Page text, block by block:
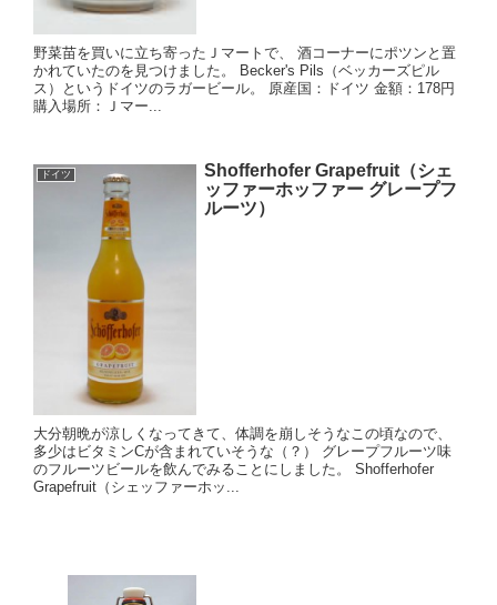
野菜苗を買いに立ち寄ったＪマートで、 酒コーナーにポツンと置
かれていたのを見つけました。 Becker's Pils（ベッカーズピル
ス）というドイツのラガービール。 原産国：ドイツ 金額：178円
購入場所：Ｊマー...
ドイツ
Shofferhofer Grapefruit（シェ
ッファーホッファー グレープフ
ルーツ）
大分朝晩が涼しくなってきて、体調を崩しそうなこの頃なので、
多少はビタミンCが含まれていそうな（？） グレープフルーツ味
のフルーツビールを飲んでみることにしました。 Shofferhofer
Grapefruit（シェッファーホッ...